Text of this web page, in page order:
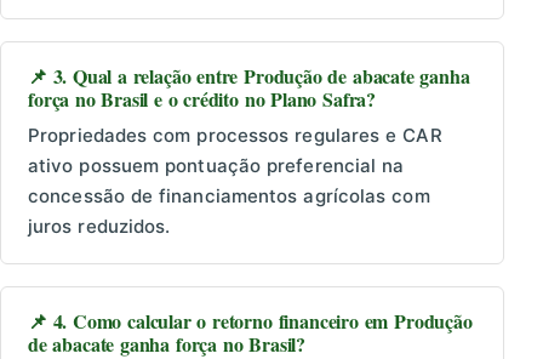
📌 3. Qual a relação entre Produção de abacate ganha
força no Brasil e o crédito no Plano Safra?
Propriedades com processos regulares e CAR
ativo possuem pontuação preferencial na
concessão de financiamentos agrícolas com
juros reduzidos.
📌 4. Como calcular o retorno financeiro em Produção
de abacate ganha força no Brasil?